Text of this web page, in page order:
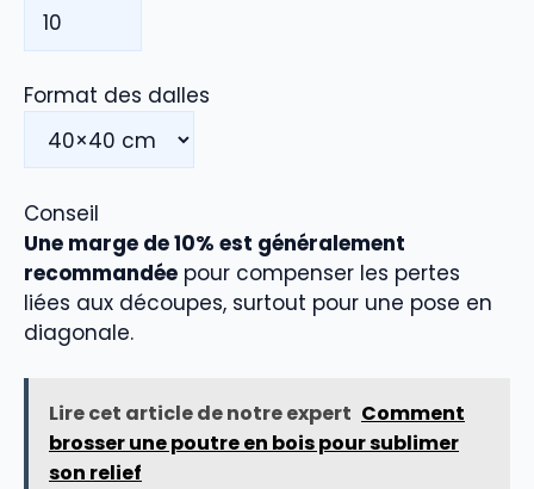
Format des dalles
Conseil
Une marge de 10% est généralement
recommandée pour compenser les pertes
liées aux découpes, surtout pour une pose en
diagonale.
Lire cet article de notre expert Comment
brosser une poutre en bois pour sublimer
son relief